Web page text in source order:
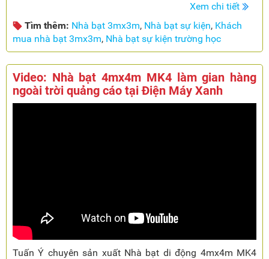
Xem chi tiết
Tìm thêm: Nhà bạt 3mx3m, Nhà bạt sự kiện, Khách
mua nhà bạt 3mx3m, Nhà bạt sự kiện trường học
Video: Nhà bạt 4mx4m MK4 làm gian hàng
ngoài trời quảng cáo tại Điện Máy Xanh
Tuấn Ý chuyên sản xuất Nhà bạt di động 4mx4m MK4